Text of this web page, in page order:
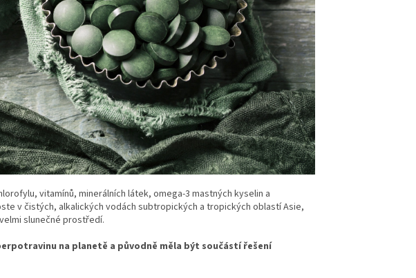
vitamínů, minerálních látek, omega-3 mastných kyselin a
v čistých, alkalických vodách subtropických a tropických oblastí Asie,
slunečné prostředí.
na planetě a původně měla být součástí řešení